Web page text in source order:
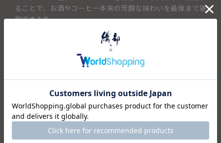
ることで、お酒やコーヒー本来の芳醇な味わいを最後まで堪
能できます。
タンブラー本体は真空二重構造を採用しており、優れた保
冷・保温力を発揮。結露を防ぎ、温かい飲み物を入れても外
や誕生日、父の日などのギフトに最適です。日常の何気ない
一杯を贅沢な時間へと格上げします。飲み物を選ばず、性別
や年齢を問わず喜ばれるため、大切な方への贈り物としてお
すすめです。